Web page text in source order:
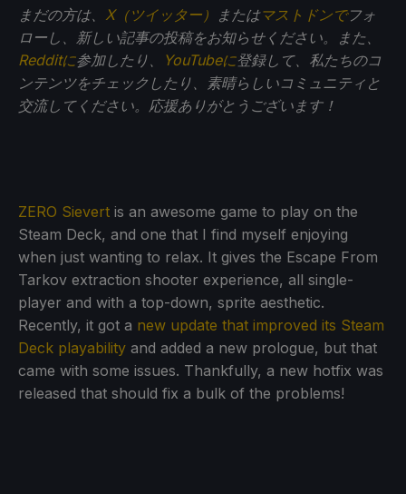
まだの方は、 X（ツイッター） またはマストドンでフォ
ローし、新しい記事の投稿をお知らせください。また、
Redditに参加したり、 YouTubeに登録して、私たちのコ
ンテンツをチェックしたり、素晴らしいコミュニティと
交流してください。応援ありがとうございます！
ZERO Sievert is an awesome game to play on the
Steam Deck, and one that I find myself enjoying
when just wanting to relax. It gives the Escape From
Tarkov extraction shooter experience, all single-
player and with a top-down, sprite aesthetic.
Recently, it got a new update that improved its Steam
Deck playability and added a new prologue, but that
came with some issues. Thankfully, a new hotfix was
released that should fix a bulk of the problems!